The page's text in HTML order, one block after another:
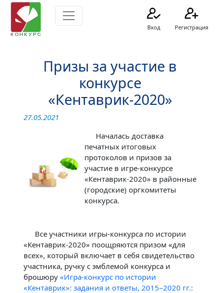
Вход Регистрация
Призы за участие в
конкурсе
«Кентаврик-2020»
27.05.2021
Началась доставка
печатных итоговых
протоколов и призов за
участие в игре-конкурсе
«Кентаврик-2020» в районные
(городские) оргкомитеты
конкурса.
Все участники игры-конкурса по истории
«Кентаврик-2020» поощряются призом «для
всех», который включает в себя свидетельство
участника, ручку с эмблемой конкурса и
брошюру «Игра-конкурс по истории
«Кентаврик»: задания и ответы, 2015–2020 гг.: